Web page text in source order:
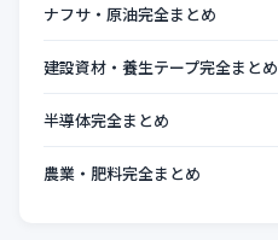
ナフサ・原油完全まとめ
建設資材・養生テープ完全まとめ
半導体完全まとめ
農業・肥料完全まとめ